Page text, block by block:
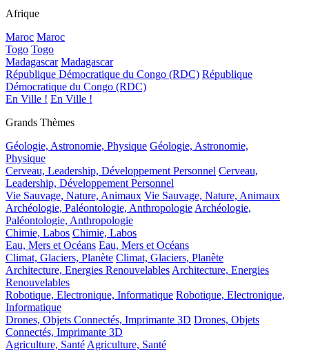
Afrique
Maroc Maroc
Togo Togo
Madagascar Madagascar
République Démocratique du Congo (RDC) République
Démocratique du Congo (RDC)
En Ville ! En Ville !
Grands Thèmes
Géologie, Astronomie, Physique Géologie, Astronomie,
Physique
Cerveau, Leadership, Développement Personnel Cerveau,
Leadership, Développement Personnel
Vie Sauvage, Nature, Animaux Vie Sauvage, Nature, Animaux
Archéologie, Paléontologie, Anthropologie Archéologie,
Paléontologie, Anthropologie
Chimie, Labos Chimie, Labos
Eau, Mers et Océans Eau, Mers et Océans
Climat, Glaciers, Planète Climat, Glaciers, Planète
Architecture, Energies Renouvelables Architecture, Energies
Renouvelables
Robotique, Electronique, Informatique Robotique, Electronique,
Informatique
Drones, Objets Connectés, Imprimante 3D Drones, Objets
Connectés, Imprimante 3D
Agriculture, Santé Agriculture, Santé